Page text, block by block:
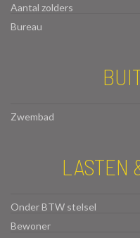
Aantal zolders
Bureau
Zwembad
LASTEN
Onder BTW stelsel
Bewoner